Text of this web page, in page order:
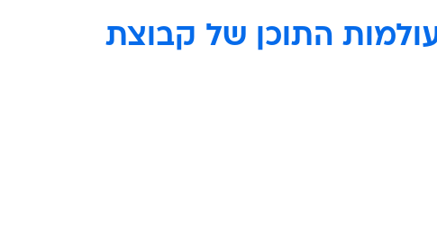
עולמות התוכן של קבוצת